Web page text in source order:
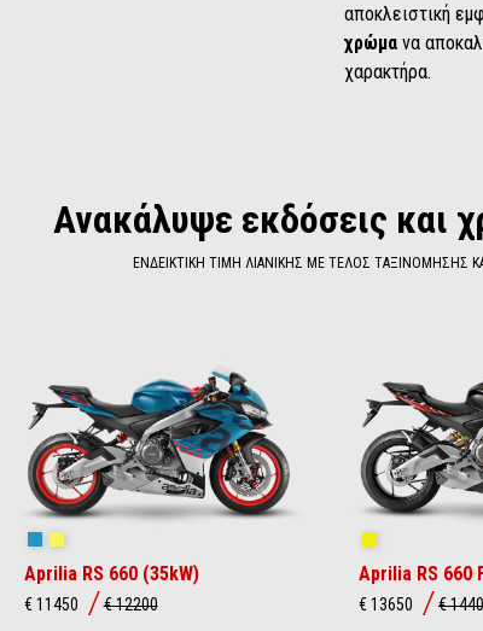
αποκλειστική
χρώμα να
χαρακτήρα.
Ανακάλυψε εκδόσεις και
ΕΝΔΕΙΚΤΙΚΗ ΤΙΜΗ ΛΙΑΝΙΚΗΣ ΜΕ ΤΕΛΟΣ ΤΑΞΙΝΟΜΗΣΗΣ
Aprilia RS 660 (35kW)
€ 11450 € 12200
Aprilia RS 660
€ 13650 €